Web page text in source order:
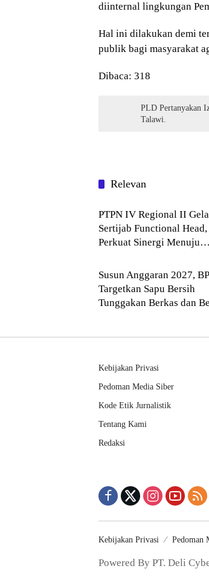
diinternal lingkungan
Hal ini dilakukan demi
publik bagi masyarakat
Dibaca: 318
PLD Pertanyakan
Talawi.
Relevan
Blog
PTPN IV Regional II
Sertijab Functional Head,
Perkuat Sinergi Menuju
Susun Anggaran 2027,
Targetkan Sapu Bersih
Tunggakan Berkas dan
Kebijakan Privasi
Pedoman Media Siber
Kode Etik Jurnalistik
Tentang Kami
Redaksi
Kebijakan Privasi Pedoman
Powered By PT. Deli